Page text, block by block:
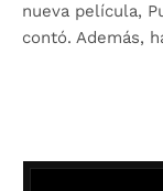
nueva película,
contó. Además,